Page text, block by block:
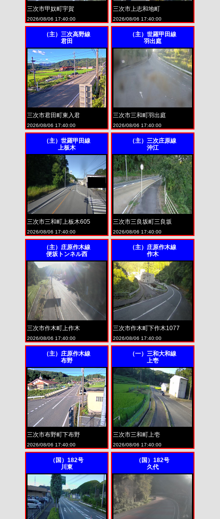
三次市甲奴町宇賀
2026/08/06 17:40:00
三次市上志和地町
2026/08/06 17:40:00
（主）三次高野線
君田
三次市君田町東入君
2026/08/06 17:40:00
（主）世羅甲田線
羽出庭
三次市三和町羽出庭
2026/08/06 17:40:00
（主）世羅甲田線
上板木
三次市三和町上板木605
2026/08/06 17:40:00
（主）三次庄原線
沖江
三次市三良坂町三良坂
2026/08/06 17:40:00
（主）庄原作木線
便坂トンネル西
三次市作木町上作木
2026/08/06 17:40:00
（主）庄原作木線
作木
三次市作木町下作木1077
2026/08/06 17:40:00
（主）庄原作木線
布野
三次市布野町下布野
2026/08/06 17:40:00
（一）三和大和線
上壱
三次市三和町上壱
2026/08/06 17:40:00
（国）182号
川東
（国）182号
久代